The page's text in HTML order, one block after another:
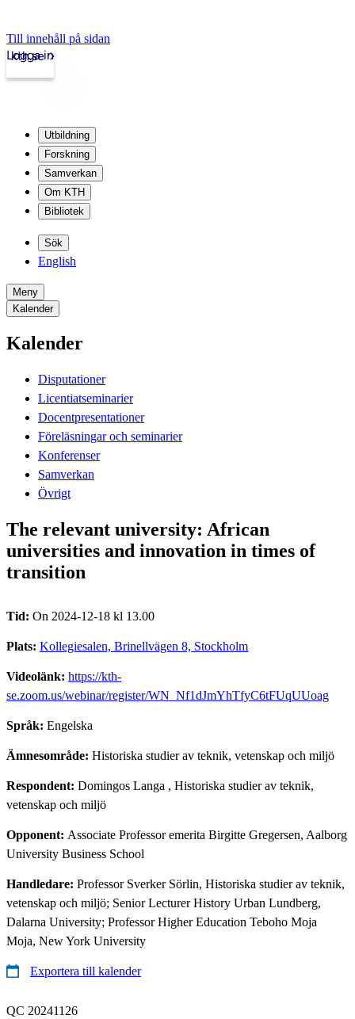
Till innehåll på sidan
kth.se
Logga in
Utbildning
Forskning
Samverkan
Om KTH
Bibliotek
Sök
English
Meny
Kalender
Kalender
Disputationer
Licentiatseminarier
Docentpresentationer
Föreläsningar och seminarier
Konferenser
Samverkan
Övrigt
The relevant university: African
universities and innovation in times of
transition
Tid: On 2024-12-18 kl 13.00
Plats: Kollegiesalen, Brinellvägen 8, Stockholm
Videolänk: https://kth-
se.zoom.us/webinar/register/WN_Nf1dJmYhTfyC6tFUqUUoag
Språk: Engelska
Ämnesområde: Historiska studier av teknik, vetenskap och miljö
Respondent: Domingos Langa , Historiska studier av teknik,
vetenskap och miljö
Opponent: Associate Professor emerita Birgitte Gregersen, Aalborg
University Business School
Handledare: Professor Sverker Sörlin, Historiska studier av teknik,
vetenskap och miljö; Senior Lecturer History Urban Lundberg,
Dalarna University; Professor Higher Education Teboho Moja
Moja, New York University
Exportera till kalender
QC 20241126